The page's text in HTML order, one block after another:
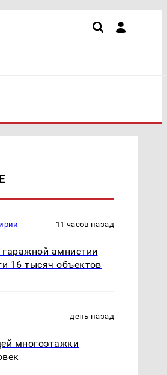
11 часов назад
амнистии
16 тысяч объектов
день назад
многоэтажки